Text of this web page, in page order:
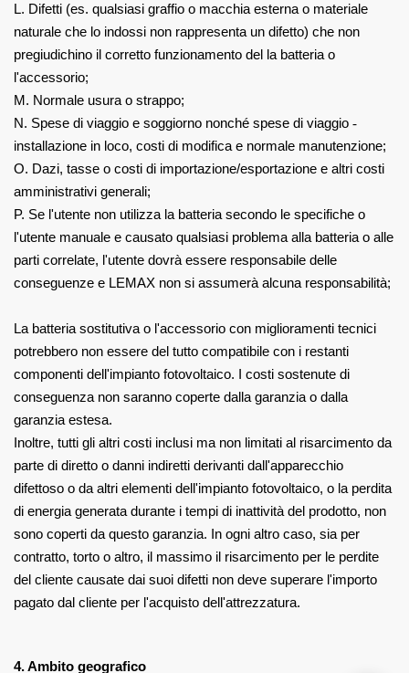
L. Difetti (es. qualsiasi graffio o macchia esterna o materiale
naturale che lo indossi non rappresenta un difetto) che non
pregiudichino il corretto funzionamento del
la batteria o
l'accessorio;
M. Normale usura o strappo;
N. Spese di viaggio e soggiorno nonché spese di viaggio ‐
installazione in loco, costi di modifica e normale manutenzione;
O. Dazi, tasse o costi di importazione/esportazione e altri costi
amministrativi generali;
P. Se l'utente non utilizza la batteria secondo le specifiche o
l'utente manuale e causato qualsiasi problema alla batteria o alle
parti correlate, l'utente dovrà essere responsabile delle
conseguenze e LEMAX non si assumerà alcuna responsabilità;
La batteria sostitutiva o l'accessorio con miglioramenti tecnici
potrebbero non essere del tutto compatibile con i restanti
componenti dell'impianto fotovoltaico. I costi sostenute di
conseguenza non saranno coperte dalla garanzia o dalla
garanzia estesa.
Inoltre, tutti gli altri costi inclusi ma non limitati al risarcimento da
parte di diretto o danni indiretti derivanti dall'apparecchio
difettoso o da altri elementi dell'impianto fotovoltaico, o la perdita
di energia generata durante i tempi di inattività del prodotto, non
sono coperti da questo garanzia. In ogni altro caso, sia per
contratto, torto o altro, il massimo il risarcimento per le perdite
del cliente causate dai suoi difetti non deve superare l'importo
pagato dal cliente per l'acquisto dell'attrezzatura.
4. Ambito geografico